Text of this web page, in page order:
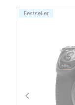
Bestseller